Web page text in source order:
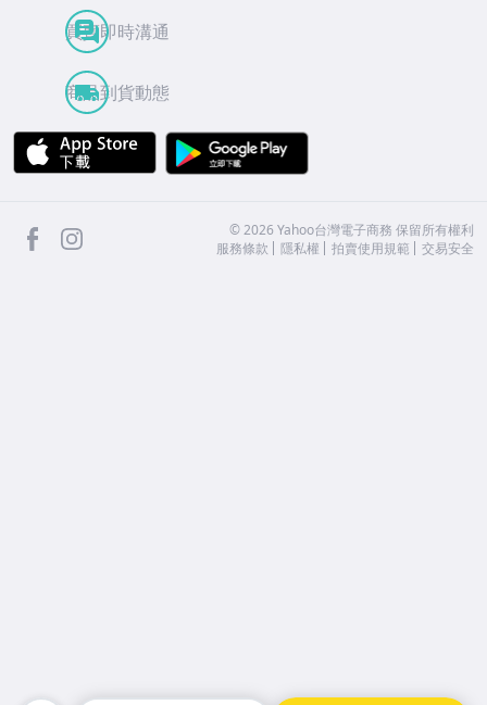
買賣即時溝通
商品到貨動態
APP Store
facebook ©2026 Yahoo台灣電子商務 保留所有權利
服務條款
隱私權 拍賣使用規範 交易安全